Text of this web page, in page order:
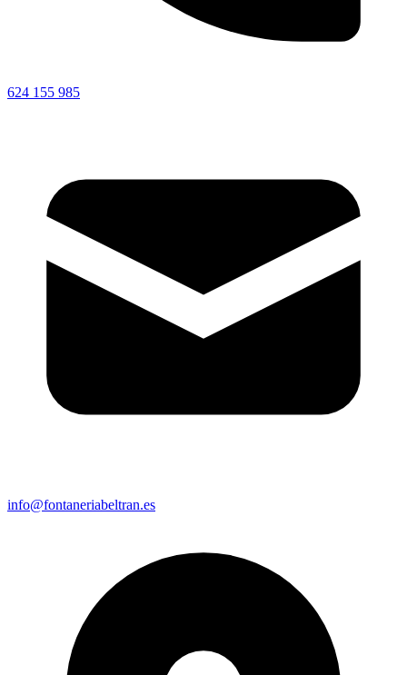
624 155 985
info@fontaneriabeltran.es